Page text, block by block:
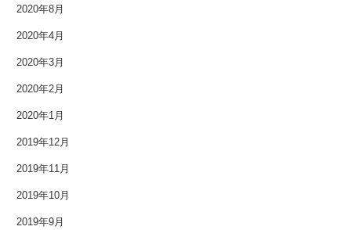
2020年8月
2020年4月
2020年3月
2020年2月
2020年1月
2019年12月
2019年11月
2019年10月
2019年9月